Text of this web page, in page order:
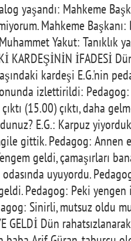
yaşandı: Mahkeme
Mahkeme
Yakut: Tanıklık
KARDEŞİNİN İFADESİ
kardeşi E.G.'nin
izlettirildi:
(15.00) çıktı, daha
E.G.: Karpuz
gittik. Pedagog: Annen
geldi, çamaşırları
uyuyordu.
Pedagog: Peki
Sinirli, mutsuz oldu
GELDİ Dün